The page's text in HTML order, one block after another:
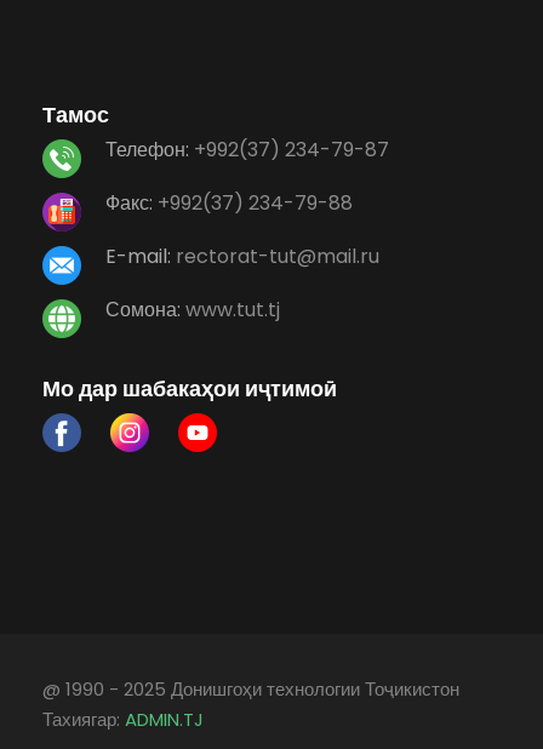
Тамос
Телефон: +992(37) 234-79-87
Факс: +992(37) 234-79-88
E-mail: rectorat-tut@mail.ru
Сомона: www.tut.tj
Мо дар шабакаҳои иҷтимоӣ
@ 1990 - 2025 Донишгоҳи технологии Тоҷикистон
Тахиягар: ADMIN.TJ